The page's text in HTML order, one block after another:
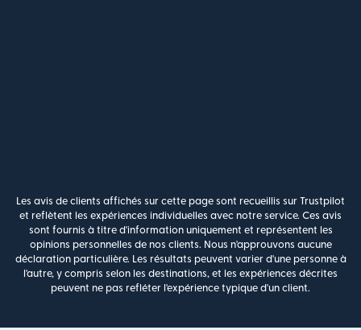
Les avis de clients affichés sur cette page sont recueillis sur Trustpilot
et reflètent les expériences individuelles avec notre service. Ces avis
sont fournis à titre d'information uniquement et représentent les
opinions personnelles de nos clients. Nous n'approuvons aucune
déclaration particulière. Les résultats peuvent varier d'une personne à
l'autre, y compris selon les destinations, et les expériences décrites
peuvent ne pas refléter l'expérience typique d'un client.